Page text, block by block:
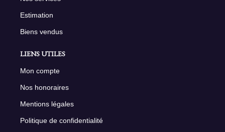
Estimation
Biens vendus
LIENS UTILES
Mon compte
Nos honoraires
Mentions légales
Politique de confidentialité